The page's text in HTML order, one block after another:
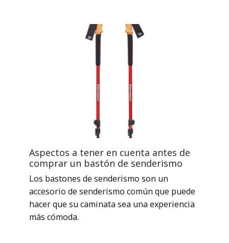
Aspectos a tener en cuenta antes de
comprar un bastón de senderismo
Los bastones de senderismo son un
accesorio de senderismo común que puede
hacer que su caminata sea una experiencia
más cómoda.